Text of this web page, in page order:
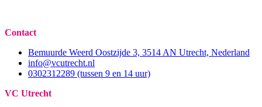
Contact
Bemuurde Weerd Oostzijde 3, 3514 AN Utrecht, Nederland
info@vcutrecht.nl
0302312289 (tussen 9 en 14 uur)
VC Utrecht